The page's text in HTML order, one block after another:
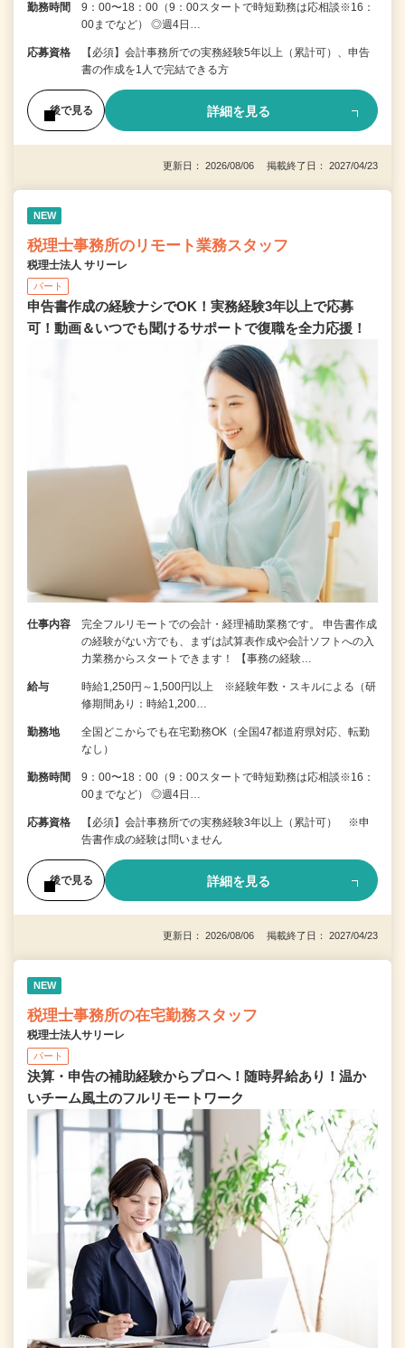
勤務時間
9：00〜18：00（9：00スタートで時短勤務は応相談※16：
00までなど） ◎週4日…
応募資格
【必須】会計事務所での実務経験5年以上（累計可）、申告
書の作成を1人で完結できる方
後で見る 詳細を見る
更新日： 2026/08/06 掲載終了日： 2027/04/23
NEW
税理士事務所のリモート業務スタッフ
税理士法人 サリーレ
パート
申告書作成の経験ナシでOK！実務経験3年以上で応募
可！動画＆いつでも聞けるサポートで復職を全⼒応援！
仕事内容
完全フルリモートでの会計・経理補助業務です。 申告書作成
の経験がない⽅でも、まずは試算表作成や会計ソフトへの⼊
⼒業務からスタートできます！ 【事務の経験…
給与
時給1,250円～1,500円以上 ※経験年数・スキルによる（研
修期間あり：時給1,200…
勤務地
全国どこからでも在宅勤務OK（全国47都道府県対応、転勤
なし）
勤務時間
9：00〜18：00（9：00スタートで時短勤務は応相談※16：
00までなど） ◎週4日…
応募資格
【必須】会計事務所での実務経験3年以上（累計可） ※申
告書作成の経験は問いません
後で見る 詳細を見る
更新日： 2026/08/06 掲載終了日： 2027/04/23
NEW
税理士事務所の在宅勤務スタッフ
税理士法人サリーレ
パート
決算・申告の補助経験からプロへ！随時昇給あり！温か
いチーム⾵⼟のフルリモートワーク